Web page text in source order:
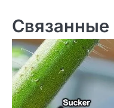
Связанные